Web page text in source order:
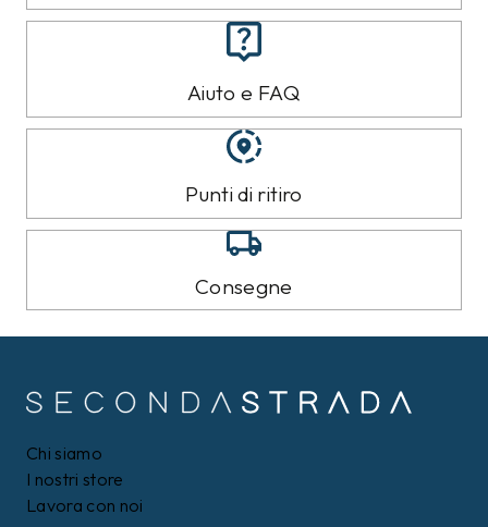
Aiuto e FAQ
Punti di ritiro
Consegne
Chi siamo
I nostri store
Lavora con noi